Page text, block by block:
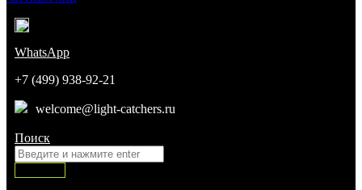
WhatsApp
+7 (499) 938-92-21
welcome@light-catchers.ru
Поиск